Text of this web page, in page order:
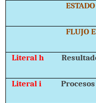
ESTADO
FLUJO
Literal h
Literal i